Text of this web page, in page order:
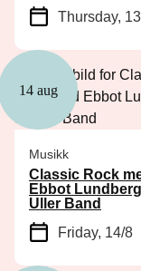
Thursday,
14 aug
Musikk
Classic Rock
Ebbot
Uller Band
Friday, 14/8